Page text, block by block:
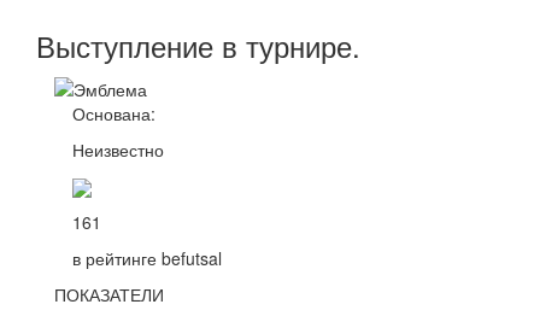
Выступление в турнире.
Основана:
Неизвестно
161
в рейтинге befutsal
ПОКАЗАТЕЛИ